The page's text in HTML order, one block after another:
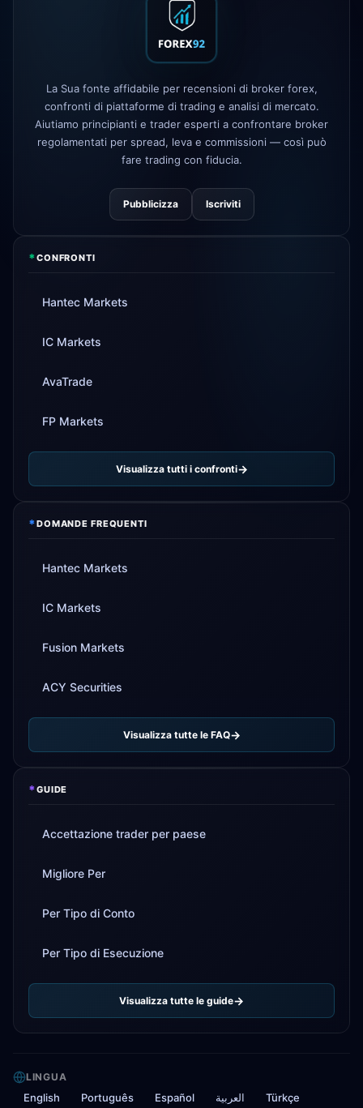
FP Markets— nuovi conti a zero
commissioni
AvaTrade licenza regolamentare
persa
3d
Tickmillvelocità di prelievo ora 24h
La Sua fonte affidabile per recensioni di broker forex,
confronti di piattaforme di trading e analisi di mercato.
Aiutiamo principianti e trader esperti a confrontare broker
regolamentati per spread, leva e commissioni — così può
fare trading con fiducia.
Pubblicizza Iscriviti
*CONFRONTI
Hantec Markets
IC Markets
AvaTrade
FP Markets
Visualizza tutti i confronti
*DOMANDE FREQUENTI
Hantec Markets
IC Markets
Fusion Markets
ACY Securities
Visualizza tutte le FAQ
*GUIDE
Accettazione trader per paese
Migliore Per
Per Tipo di Conto
Per Tipo di Esecuzione
Visualizza tutte le guide
LINGUA
English Português Español العربية Türkçe